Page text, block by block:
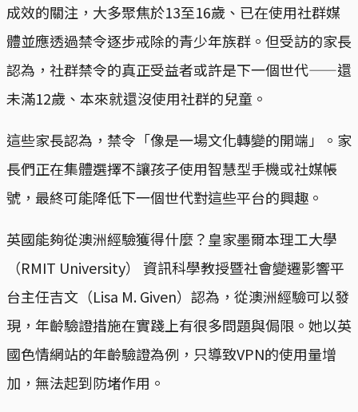
成效的關注，大多聚焦於13至16歲、已在使用社群媒
體並應透過禁令逐步戒除的青少年族群。但受訪的家長
認為，社群禁令的真正受益者或許是下一個世代——還
未滿12歲、本來就還沒使用社群的兒童。
這些家長認為，禁令「像是一場文化轉變的開端」。家
長們正在集體選擇不讓孩子使用智慧型手機或社媒帳
號，最終可能降低下一個世代對這些平台的興趣。
英國能夠從澳洲經驗獲得什麼？皇家墨爾本理工大學
（RMIT University） 資訊科學教授暨社會變遷影響平
台主任吉文（Lisa M. Given）認為，從澳洲經驗可以發
現，年齡驗證措施在實踐上有很多問題與侷限。她以英
國色情網站的年齡驗證為例，只導致VPN的使用量增
加，無法起到防堵作用。